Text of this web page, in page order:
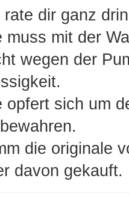
rate dir ganz
muss mit der
wegen der
opfert sich um
die originale
davon gekauft.